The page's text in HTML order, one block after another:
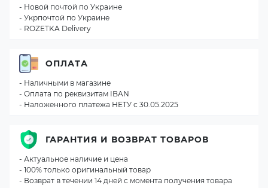
- Новой почтой по Украине
- Укрпочтой по Украине
- ROZETKA Delivery
ОПЛАТА
- Наличными в магазине
- Оплата по реквизитам IBAN
- Наложенного платежа НЕТУ с 30.05.2025
ГАРАНТИЯ И ВОЗВРАТ ТОВАРОВ
- Актуальное наличие и цена
- 100% только оригинальный товар
- Возврат в течении 14 дней с момента получения товара